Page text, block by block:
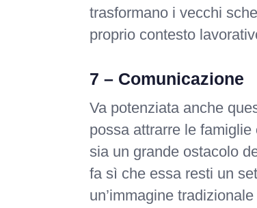
trasformano i vecchi
proprio contesto
7 – Comunicazione
Va potenziata anche
possa attrarre le
sia un grande ostacolo
fa sì che essa resti un
un’immagine